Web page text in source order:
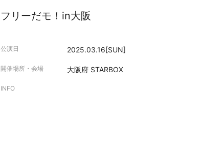
フリーだモ！in大阪
公演日 2025.03.16[SUN]
開催場所・会場 大阪府 STARBOX
INFO